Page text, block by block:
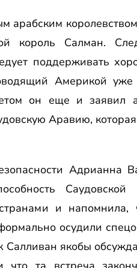
Салман.
поддерживать
Америкой
он еще и заявил
Аравию,
Адрианна
и напомнила,
осудили
якобы